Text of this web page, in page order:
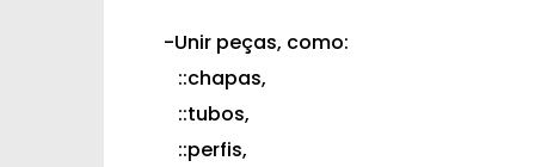
-Unir peças, como:
::chapas,
::tubos,
::perfis,